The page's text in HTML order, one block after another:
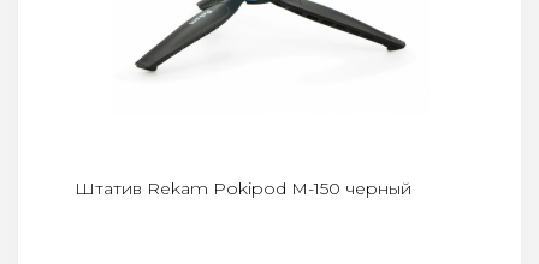
Штатив Rekam Pokipod M-150 черный